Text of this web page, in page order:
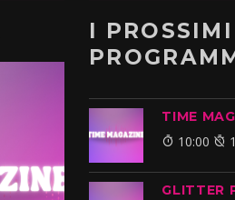
I PROSSIMI
TIME
10:00
GLITTER